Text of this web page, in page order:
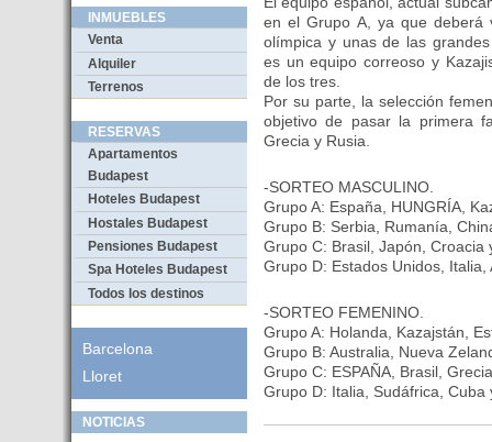
INMUEBLES
Venta
Alquiler
Terrenos
RESERVAS
Apartamentos
Budapest
Hoteles Budapest
Hostales Budapest
Pensiones Budapest
Spa Hoteles Budapest
Todos los destinos
Barcelona
Lloret
NOTICIAS
en el Grupo A, ya que deberá
olímpica y unas de las
es un equipo correoso y
de los tres.
Por su parte, la selección
objetivo de pasar la primera
Grecia y Rusia.
-SORTEO MASCULINO.
Grupo A: España, HUNGRÍA,
Grupo B: Serbia, Rumanía,
Grupo C: Brasil, Japón, Croacia
Grupo D: Estados Unidos,
-SORTEO FEMENINO.
Grupo A: Holanda, Kazajstán,
Grupo B: Australia, Nueva
Grupo C: ESPAÑA, Brasil,
Grupo D: Italia, Sudáfrica, Cuba